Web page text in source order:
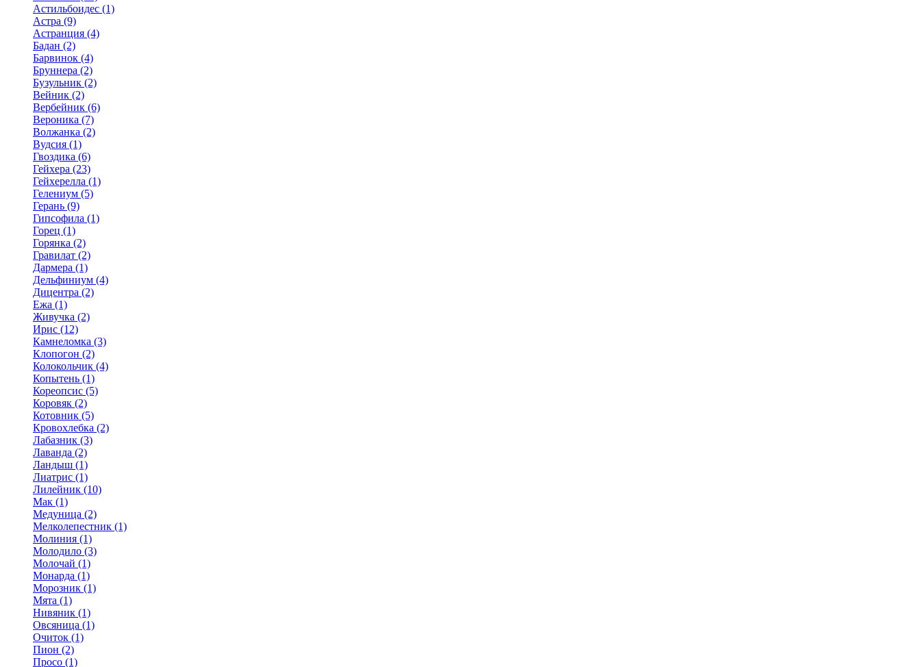
Астильбоидес (1)
Астра (9)
Астранция (4)
Бадан (2)
Барвинок (4)
Бруннера (2)
Бузульник (2)
Вейник (2)
Вербейник (6)
Вероника (7)
Волжанка (2)
Вудсия (1)
Гвоздика (6)
Гейхера (23)
Гейхерелла (1)
Гелениум (5)
Герань (9)
Гипсофила (1)
Горец (1)
Горянка (2)
Гравилат (2)
Дармера (1)
Дельфиниум (4)
Дицентра (2)
Ежа (1)
Живучка (2)
Ирис (12)
Камнеломка (3)
Клопогон (2)
Колокольчик (4)
Копытень (1)
Кореопсис (5)
Коровяк (2)
Котовник (5)
Кровохлебка (2)
Лабазник (3)
Лаванда (2)
Ландыш (1)
Лиатрис (1)
Лилейник (10)
Мак (1)
Медуница (2)
Мелколепестник (1)
Молиния (1)
Молодило (3)
Молочай (1)
Монарда (1)
Морозник (1)
Мята (1)
Нивяник (1)
Овсяница (1)
Очиток (1)
Пион (2)
Просо (1)